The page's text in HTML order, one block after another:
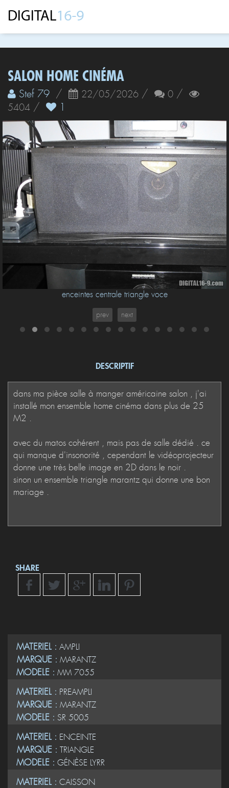
SALON HOME CINÉMA
Stef 79 / 22/05/2026 / 0 /
5404 / 1
enceintes centrale triangle voce
prev next
DESCRIPTIF
SHARE
MATERIEL : AMPLI
MARQUE : MARANTZ
MODELE : MM 7055
MATERIEL : PREAMPLI
MARQUE : MARANTZ
MODELE : SR 5005
MATERIEL : ENCEINTE
MARQUE : TRIANGLE
MODELE : GÉNÈSE LYRR
MATERIEL : CAISSON